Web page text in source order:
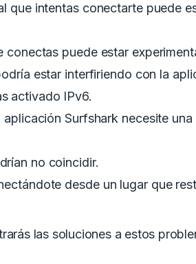
que intentas conectarte puede
conectas puede estar
estar interfiriendo con la
activado IPv6.
aplicación Surfshark necesite
no coincidir.
desde un lugar que
las soluciones a estos